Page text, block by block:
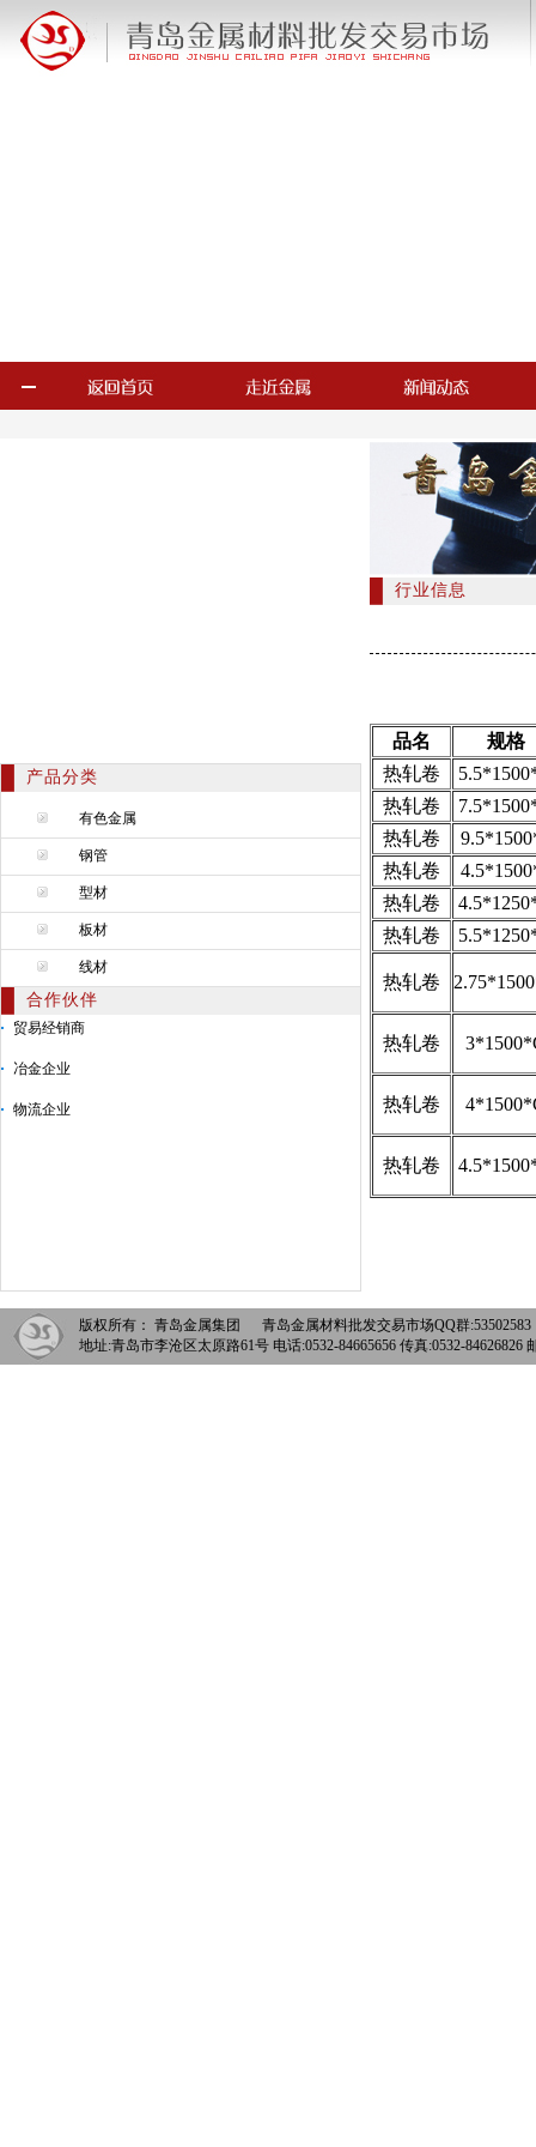
产品分类
有色金属
钢管
型材
板材
线材
合作伙伴
贸易经销商
冶金企业
物流企业
行业信息
品名
规格
热轧卷
热轧卷
热轧卷
热轧卷
热轧卷
热轧卷
热轧卷
热轧卷
热轧卷
热轧卷
版权所有： 青岛金属集团 青岛金属材料批发交易市场QQ群
地址:青岛市李沧区太原路61号 电话:0532-84665656 传真:0532-84626826